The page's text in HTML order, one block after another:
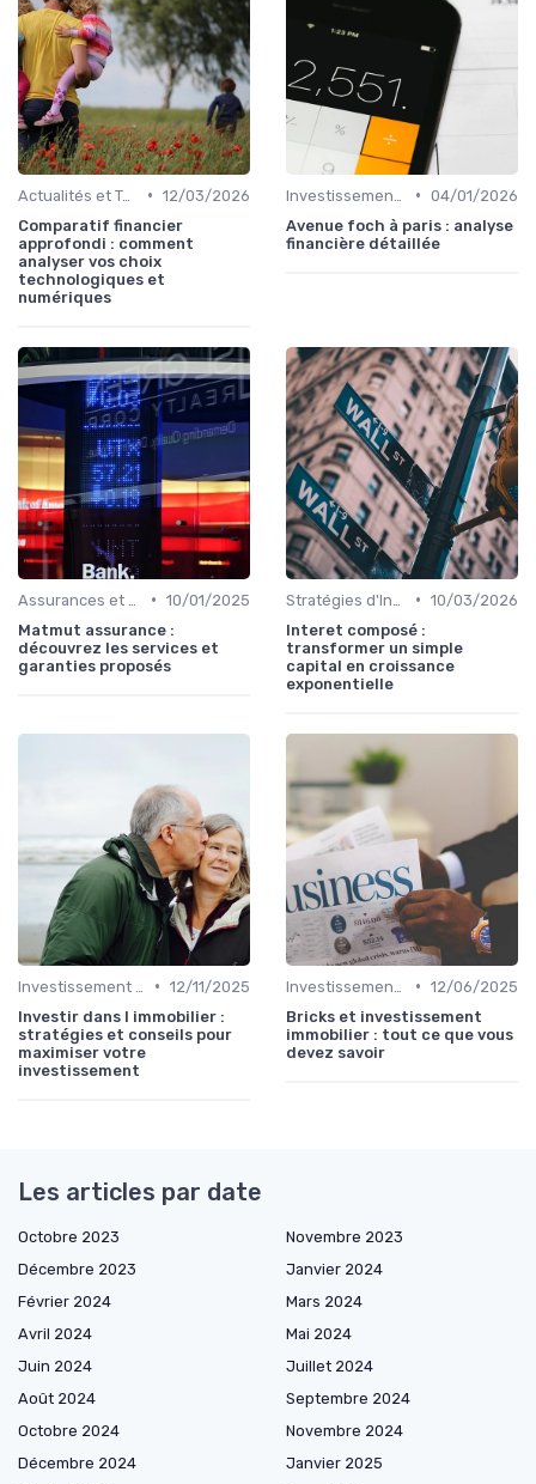
Actualités et Tendances Économiques • 12/03/2026
Comparatif financier
approfondi : comment
analyser vos choix
technologiques et
numériques
• 04/01/2026
Avenue foch à paris : analyse
financière détaillée
• 10/01/2025
Matmut assurance :
découvrez les services et
garanties proposés
• 10/03/2026
Interet composé :
transformer un simple
capital en croissance
exponentielle
• 12/11/2025
Investir dans l immobilier :
stratégies et conseils pour
maximiser votre
investissement
• 12/06/2025
Bricks et investissement
immobilier : tout ce que vous
devez savoir
Les articles par date
Octobre 2023
Novembre 2023
Décembre 2023
Janvier 2024
Février 2024
Mars 2024
Avril 2024
Mai 2024
Juin 2024
Juillet 2024
Août 2024
Septembre 2024
Octobre 2024
Novembre 2024
Décembre 2024
Janvier 2025